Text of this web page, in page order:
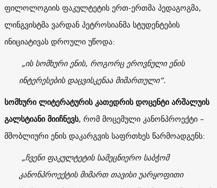
ფილოლოგიის ფაკულტეტის ერთ-ერთმა პედაგოგმა,
ლინგვისტმა ვარდან პეტროსიანმა სტუდენტების
ინიციატივას დროული უწოდა:
„ის სომხური ენის, როგორც ეროვნული ენის
ინტერესების დაცვისკენაა მიმართული“.
სომხური ლიტერატურის კათედრის დოცენტი არშალუის
გალსტიანი მიიჩნევს, რომ მოცემული კანონპროექტი –
მშობლიური ენის დაკარგვის საფრთხეს წარმოადგენს:
„ჩვენი ფაკულტეტის სამეცნიერო საბჭომ
კანონპროექტის მიმართ თავისი უარყოფითი